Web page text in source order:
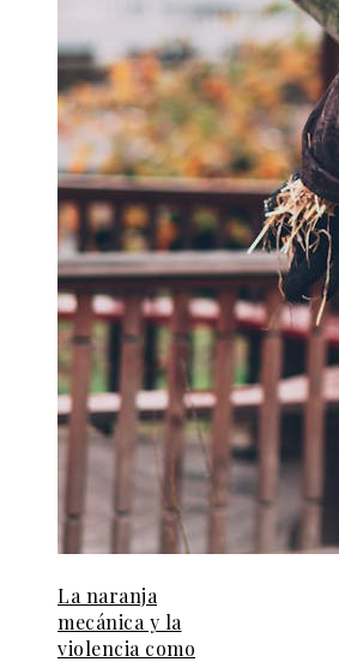
La naranja
mecánica y la
violencia como